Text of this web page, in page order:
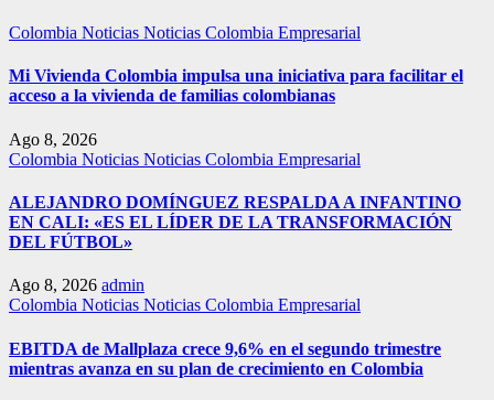
Colombia Noticias Noticias Colombia Empresarial
Mi Vivienda Colombia impulsa una iniciativa para facilitar el
acceso a la vivienda de familias colombianas
Ago 8, 2026
Colombia Noticias Noticias Colombia Empresarial
ALEJANDRO DOMÍNGUEZ RESPALDA A INFANTINO
EN CALI: «ES EL LÍDER DE LA TRANSFORMACIÓN
DEL FÚTBOL»
Ago 8, 2026 admin
Colombia Noticias Noticias Colombia Empresarial
EBITDA de Mallplaza crece 9,6% en el segundo trimestre
mientras avanza en su plan de crecimiento en Colombia